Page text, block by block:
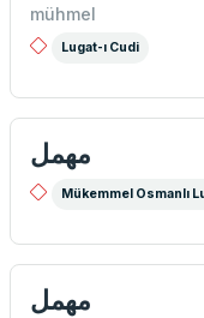
mühmel
Lugat-ı Cudi
مهمل
Mükemmel Osmanlı
مهمل